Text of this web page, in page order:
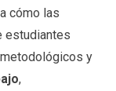
cómo las
estudiantes
y
,